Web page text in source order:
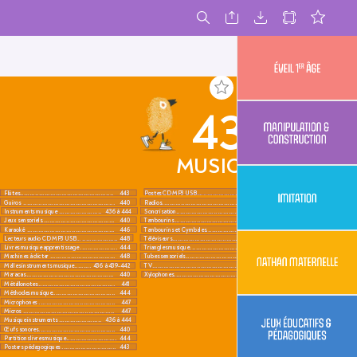
MUSIQUE
435
Flûtes.................................................. 443
Guiros 440
Instruments musique....................... 436 à 444
Jeux sensoriels.......................................
440
Karaoké ...............................................
446
Lecteurs audio CD MP3 USB…................... 448
Livres musique apprentissage .................... 444
Machines à dicter ................................... 448
Malles instruments musique......... 436 à 439-442
Maracas...............................................
440
Métallonotes......................................... 441
Méthodes musique.................................. 444
Microphones......................................... 447
Micros................................................. 447
Musique instruments....................... 436 à 444
Œufs sonores......................................... 440
Partitions livres musique........................... 444
Posters pédagogiques ............................. 443
Postes CD MP3 USB…..............................
Radios.................................................
Sonorisation..........................................
Tambourins...........................................
Tambourins et Cymbales................... 440 à 442
Téléviseurs............................................
Triangles musique...................................
Tubes sensoriels.....................................
440
TV......................................................
448
Xylophones...........................................